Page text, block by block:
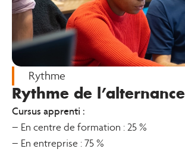
Rythme
Rythme de l’alternance
Cursus apprenti :
– En centre de formation : 25 %
– En entreprise : 75 %